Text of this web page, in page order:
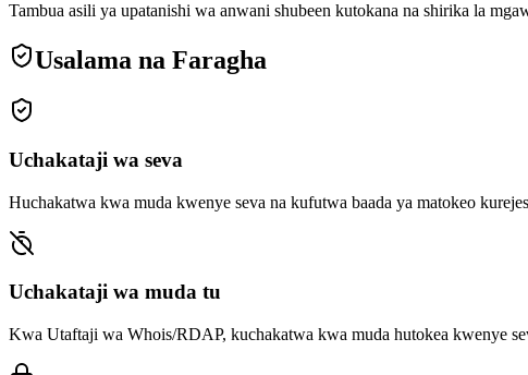
Tambua asili ya upatanishi wa anwani shubeen kutokana na shirika la
Usalama na Faragha
Uchakataji wa seva
Huchakatwa kwa muda kwenye seva na kufutwa baada ya matokeo
Uchakataji wa muda tu
Kwa Utaftaji wa Whois/RDAP, kuchakatwa kwa muda hutokea kwenye